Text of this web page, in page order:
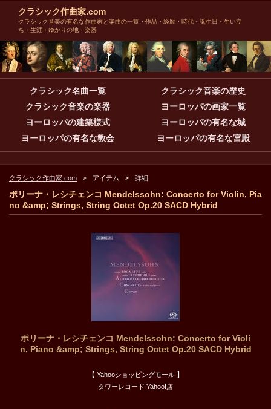
クラシック作曲家.com
クラシック音楽の有名な作曲家と楽曲の一覧・作品・経歴・時代・誕生日・生い立
ち・生涯・ゆかりの地・楽器
クラシック名曲一覧
クラシック音楽の歴史
クラシック音楽の楽器
ヨーロッパの画家一覧
ヨーロッパの建築様式
ヨーロッパの有名な城
ヨーロッパの有名な教会
ヨーロッパの有名な宮殿
クラシック作曲家.com アイテム 詳細
ポリーナ・レシチェンコ Mendelssohn: Concerto for Violin, Pia
no &amp; Strings, String Octet Op.20 SACD Hybrid
ポリーナ・レシチェンコ Mendelssohn: Concerto for Violi
n, Piano &amp; Strings, String Octet Op.20 SACD Hybrid
【 Yahooショッピングモール 】
タワーレコード Yahoo!店